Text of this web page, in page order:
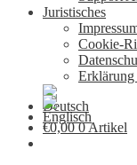
Juristisches
Cookie-
€0,00 0 Artikel